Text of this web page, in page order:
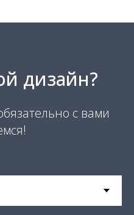
дизайн?
с вами